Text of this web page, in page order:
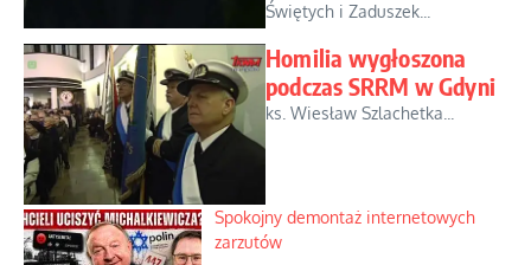
Świętych i Zaduszek...
Homilia wygłoszona
podczas SRRM w Gdyni
ks. Wiesław Szlachetka...